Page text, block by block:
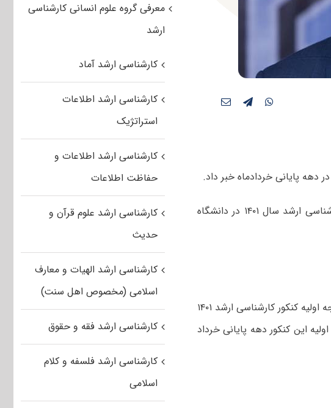
در دهه پایانی خردادماه خبر داد.
به گزارش ایرنا، عبدالرسول پورعباس روز چهارشنبه از حوزه آزمون کارشناسی ارشد سال ۱۴۰۱ در دانشگاه
وی در حاشیه این بازدید با حضور در جمع خبرنگاران از زمان اعلام نتیجه اولیه کنکور کارشناسی ارشد ۱۴۰۱
این کنکور دهه پایانی خرداد
معرفی گروه علوم انسانی کارشناسی
ارشد
کارشناسی ارشد آماد
کارشناسی ارشد اطلاعات
استراتژیک
کارشناسی ارشد اطلاعات و
حفاظت اطلاعات
کارشناسی ارشد علوم قرآن و
حدیث
کارشناسی ارشد الهیات و معارف
اسلامی (مخصوص اهل سنت)
کارشناسی ارشد فقه و حقوق
کارشناسی ارشد فلسفه و کلام
اسلامی